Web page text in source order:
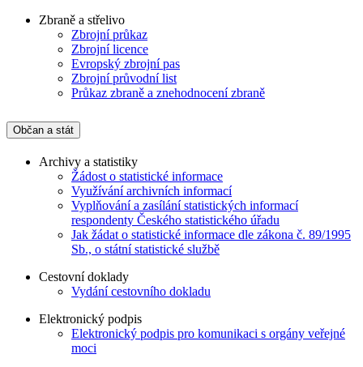
Zbraně a střelivo
Zbrojní průkaz
Zbrojní licence
Evropský zbrojní pas
Zbrojní průvodní list
Průkaz zbraně a znehodnocení zbraně
Občan a stát
Archivy a statistiky
Žádost o statistické informace
Využívání archivních informací
Vyplňování a zasílání statistických informací
respondenty Českého statistického úřadu
Jak žádat o statistické informace dle zákona č. 89/1995
Sb., o státní statistické službě
Cestovní doklady
Vydání cestovního dokladu
Elektronický podpis
Elektronický podpis pro komunikaci s orgány veřejné
moci